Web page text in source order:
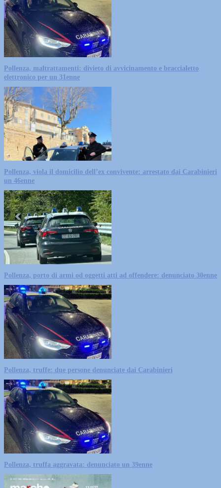
Pollenza, maltrattamenti: divieto di avvicinamento e braccialetto
elettronico per un 31enne
Pollenza, viola il domicilio dell’ex convivente: arrestato dai Carabinieri
un 46enne
Pollenza, porto di armi od oggetti atti ad offendere: denunciato 30enne
Pollenza, truffe: due persone denunciate dai Carabinieri
Pollenza, truffa aggravata: denunciato un 39enne